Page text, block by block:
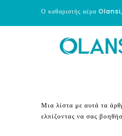
Ο καθαριστής αέρα Olansi,
Μια λίστα με αυτά τα
ελπίζοντας να σας